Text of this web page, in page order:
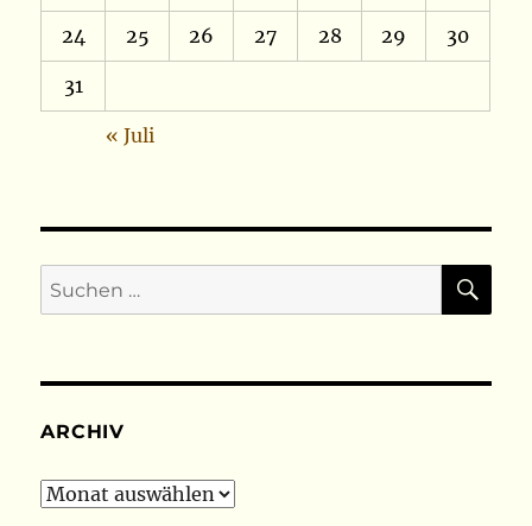
24 25 26 27 28 29 30
31
« Juli
Suchen
nach:
ARCHIV
Archiv